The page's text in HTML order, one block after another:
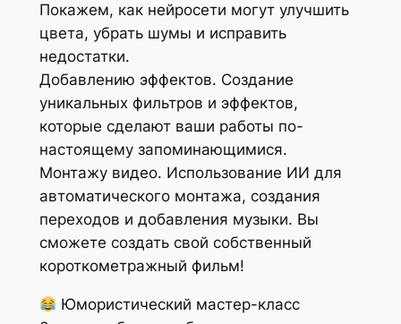
Покажем, как нейросети могут улучшить
цвета, убрать шумы и исправить
недостатки.
Добавлению эффектов. Создание
уникальных фильтров и эффектов,
которые сделают ваши работы по-
настоящему запоминающимися.
Монтажу видео. Использование ИИ для
автоматического монтажа, создания
переходов и добавления музыки. Вы
сможете создать свой собственный
короткометражный фильм!
Юмористический мастер-класс